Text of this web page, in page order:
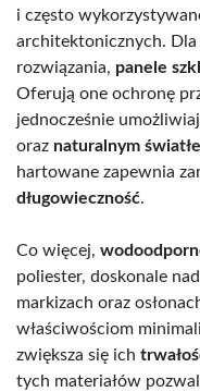
i często
architektonicznych.
rozwiązania, panele
Oferują one ochronę
jednocześnie
oraz naturalnym
hartowane zapewnia
długowieczność.
Co więcej,
poliester, doskonale
markizach oraz
właściwościom
zwiększa się ich
tych materiałów